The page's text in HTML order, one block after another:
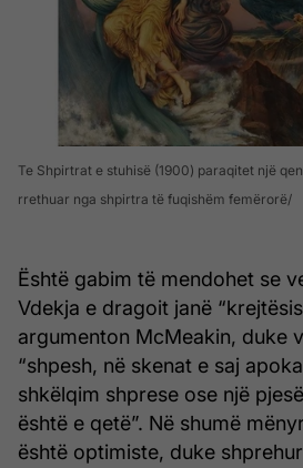
Te Shpirtrat e stuhisë (1900) paraqitet një
rrethuar nga shpirtra të fuqishëm femërorë
Është gabim të mendohet se
Vdekja e dragoit janë
argumenton McMeakin, duke
“shpesh, në skenat e saj
shkëlqim shprese ose një
është e qetë”. Në shumë
është optimiste, duke